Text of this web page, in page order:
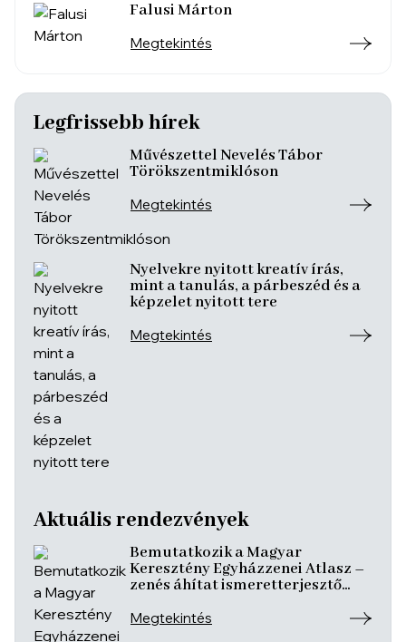
Falusi Márton
Megtekintés
Legfrissebb hírek
Művészettel Nevelés Tábor
Törökszentmiklóson
Megtekintés
Nyelvekre nyitott kreatív írás,
mint a tanulás, a párbeszéd és a
képzelet nyitott tere
Megtekintés
Aktuális rendezvények
Bemutatkozik a Magyar
Keresztény Egyházzenei Atlasz –
zenés áhítat ismeretterjesztő
Megtekintés